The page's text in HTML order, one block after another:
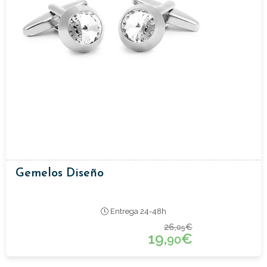
Gemelos Diseño
Entrega 24-48h
26,05€
19,90€